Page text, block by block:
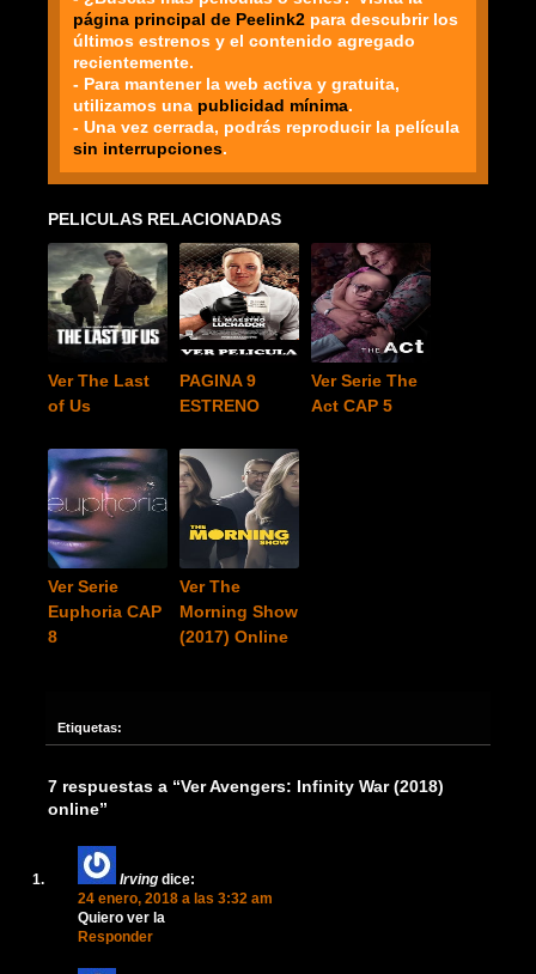
página principal de Peelink2 para descubrir los
últimos estrenos y el contenido agregado
recientemente.
- Para mantener la web activa y gratuita,
utilizamos una publicidad mínima.
- Una vez cerrada, podrás reproducir la película
sin interrupciones.
PELICULAS RELACIONADAS
Ver The Last
of Us
PAGINA 9
ESTRENO
Ver Serie The
Act CAP 5
Ver Serie
Euphoria CAP
8
Ver The
Morning Show
(2017) Online
Etiquetas:
7 respuestas a “Ver Avengers: Infinity War (2018)
online”
Irving dice:
24 enero, 2018 a las 3:32 am
Quiero ver la
Responder